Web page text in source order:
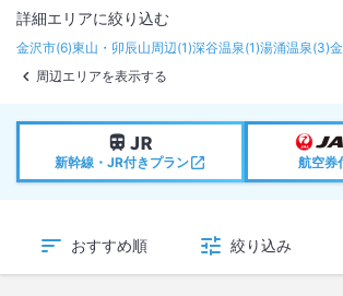
詳細エリアに絞り込む
金沢市(6)東山・卯辰山周辺(1)深谷温泉(1)湯涌温泉(3)
周辺エリアを表示する
新幹線・JR付きプラン 航空券
おすすめ順 絞り込み